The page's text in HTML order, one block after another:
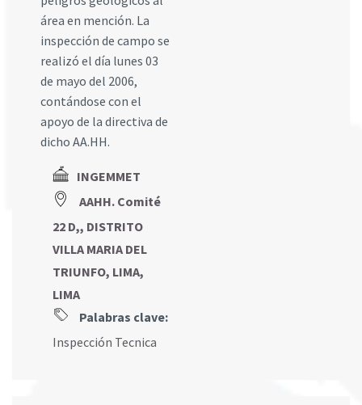
área en mención. La
inspección de campo se
realizó el día lunes 03
de mayo del 2006,
contándose con el
apoyo de la directiva de
dicho AA.HH.
INGEMMET
AAHH. Comité
22 D,, DISTRITO
VILLA MARIA DEL
TRIUNFO, LIMA,
LIMA
Palabras clave:
Inspección Tecnica